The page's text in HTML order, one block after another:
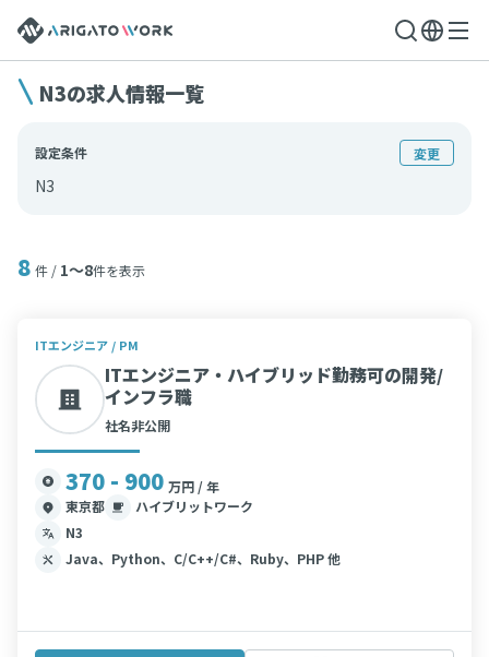
N3の求人情報一覧
設定条件 変更
N3
8 件 / 1〜8件を表示
ITエンジニア / PM
ITエンジニア・ハイブリッド勤務可の開発/
インフラ職
社名非公開
370 - 900 万円 / 年
東京都
ハイブリットワーク
N3
Java、Python、C/C++/C#、Ruby、PHP 他